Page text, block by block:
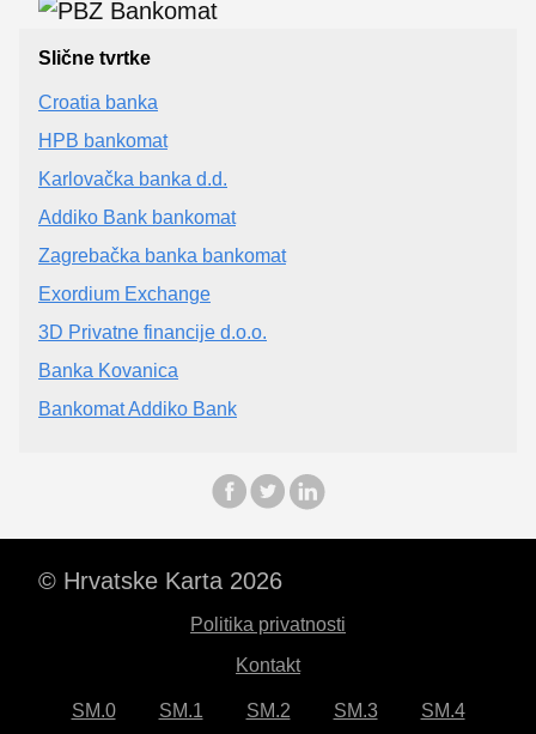
Slične tvrtke
Croatia banka
HPB bankomat
Karlovačka banka d.d.
Addiko Bank bankomat
Zagrebačka banka bankomat
Exordium Exchange
3D Privatne financije d.o.o.
Banka Kovanica
Bankomat Addiko Bank
© Hrvatske Karta 2026
Politika privatnosti
Kontakt
SM.0 SM.1 SM.2 SM.3 SM.4